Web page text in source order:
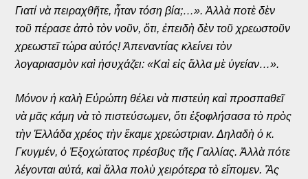
Γιατί νὰ πειραχθῆτε, ἦταν τόση βία;…». Ἀλλὰ ποτὲ δὲν
τοῦ πέρασε ἀπὸ τὸν νοῦν, ὅτι, ἐπειδὴ δὲν τοῦ χρεωστοῦν
χρεωστεῖ τώρα αὐτός! Ἀπεναντίας κλείνει τὸν
λογαριασμὸν καὶ ἡσυχάζει: «Καὶ εἰς ἄλλα μὲ ὑγείαν…».
Μόνον ἡ καλὴ Εὐρώπη θέλει νὰ πιστεύη καὶ προσπαθεῖ
νὰ μᾶς κάμη νὰ τὸ πιστεύσωμεν, ὅτι ἐξοφλήσασα τὸ πρὸς
τὴν Ἑλλάδα χρέος τὴν ἔκαμε χρεώστριαν. Δηλαδὴ ὁ κ.
Γκυγμέν, ὁ Ἐξοχώτατος πρέσβυς τῆς Γαλλίας. Ἀλλὰ πότε
λέγονται αὐτά, καὶ ἄλλα πολὺ χειρότερα τὸ εἴπομεν. Ἂς